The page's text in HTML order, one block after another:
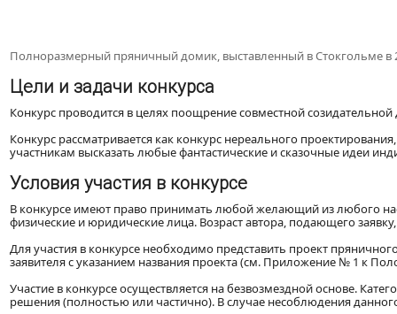
Полноразмерный пряничный домик, выставленный в Стокгольме в
Цели и задачи конкурса
Конкурс проводится в целях поощрение совместной
Конкурс рассматривается как конкурс нереального
участникам высказать любые фантастические и сказочные идеи
Условия участия в конкурсе
В конкурсе имеют право принимать любой желающий из любого
физические и юридические лица. Возраст автора, подающего
Для участия в конкурсе необходимо представить проект
заявителя с указанием названия проекта (см. Приложение № 1 к
Участие в конкурсе осуществляется на безвозмездной основе.
решения (полностью или частично). В случае несоблюдения